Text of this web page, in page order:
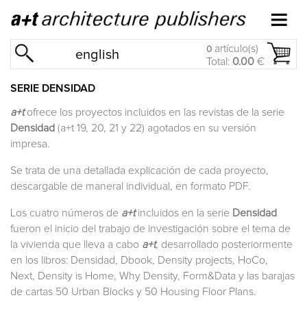
english 0 artículo(s)
Total: 0.00 €
SERIE DENSIDAD
a+tofrece los proyectos incluidos en las revistas de la serie
Densidad (a+t 19, 20, 21 y 22) agotados en su versión
impresa.
Se trata de una detallada explicación de cada proyecto,
descargable de maneral individual, en formato PDF.
Los cuatro números de a+tincluidos en la serie Densidad
fueron el inicio del trabajo de investigación sobre el tema de
la vivienda que lleva a cabo a+t, desarrollado posteriormente
en los libros: Densidad, Dbook, Density projects, HoCo,
Next, Density is Home, Why Density, Form&Data y las barajas
de cartas 50 Urban Blocks y 50 Housing Floor Plans.